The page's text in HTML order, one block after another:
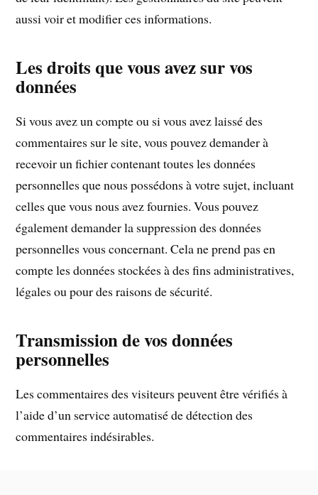
aussi voir et modifier ces informations.
Les droits que vous avez sur vos
données
Si vous avez un compte ou si vous avez laissé des
commentaires sur le site, vous pouvez demander à
recevoir un fichier contenant toutes les données
personnelles que nous possédons à votre sujet, incluant
celles que vous nous avez fournies. Vous pouvez
également demander la suppression des données
personnelles vous concernant. Cela ne prend pas en
compte les données stockées à des fins administratives,
légales ou pour des raisons de sécurité.
Transmission de vos données
personnelles
Les commentaires des visiteurs peuvent être vérifiés à
l’aide d’un service automatisé de détection des
commentaires indésirables.